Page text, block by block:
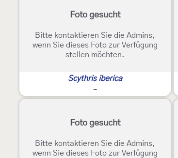
Foto gesucht
Bitte kontaktieren Sie die Admins,
wenn Sie dieses Foto zur Verfügung
stellen möchten.
Scythris iberica
-
Foto gesucht
Bitte kontaktieren Sie die Admins,
wenn Sie dieses Foto zur Verfügung